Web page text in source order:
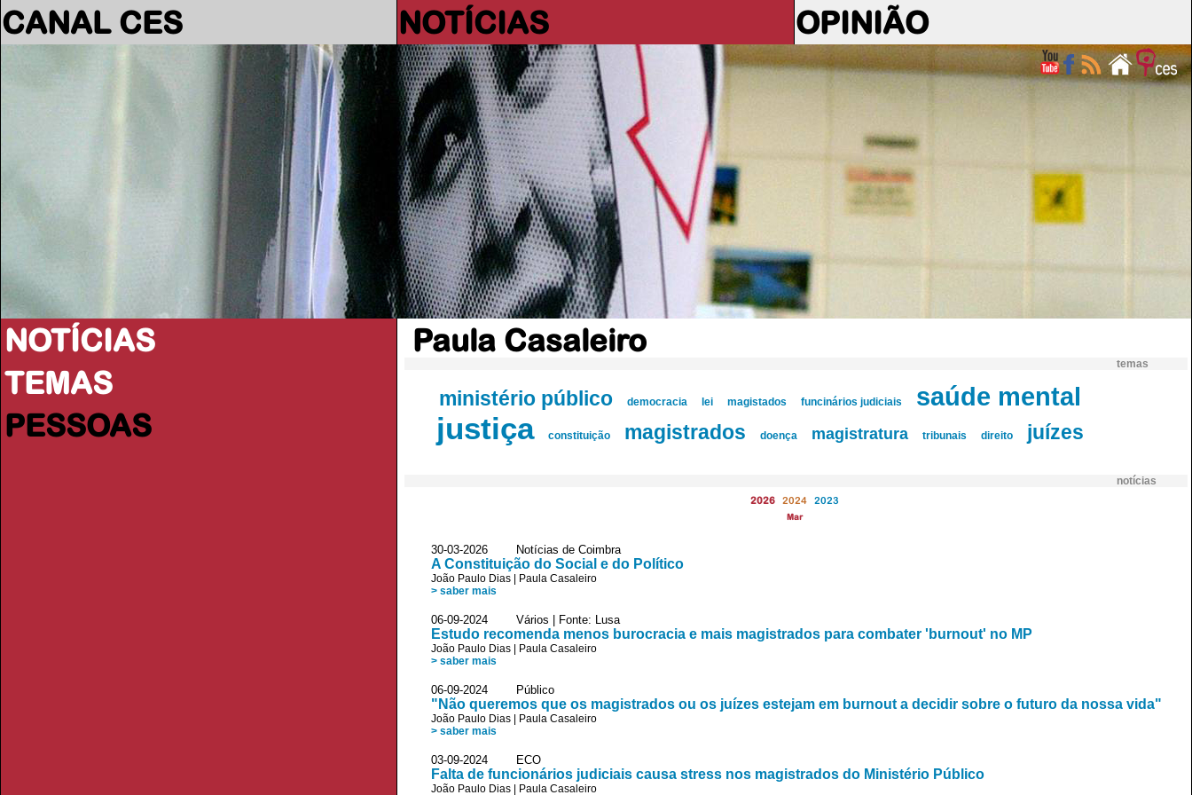
CANAL CES NOTÍCIAS OPINIÃO
NOTÍCIAS
TEMAS
PESSOAS
Paula Casaleiro
temas
ministério público democracia lei magistados funcinários judiciais saúde mental
justiça constituição magistrados doença magistratura tribunais direito juízes
notícias
2026 2024 2023
Mar
30-03-2026 Notícias de Coimbra
A Constituição do Social e do Político
João Paulo Dias
Paula Casaleiro
> saber mais
06-09-2024 Vários | Fonte: Lusa
Estudo recomenda menos burocracia e mais magistrados para combater 'burnout' no MP
João Paulo Dias
Paula Casaleiro
> saber mais
06-09-2024 Público
"Não queremos que os magistrados ou os juízes estejam em burnout a decidir sobre o futuro da nossa vida"
João Paulo Dias
Paula Casaleiro
> saber mais
03-09-2024 ECO
Falta de funcionários judiciais causa stress nos magistrados do Ministério Público
João Paulo Dias Paula Casaleiro